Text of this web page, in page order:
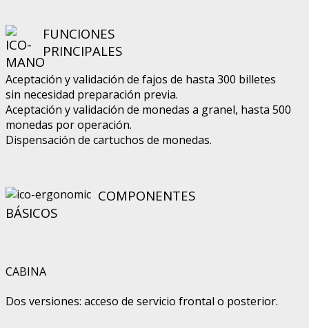
FUNCIONES
PRINCIPALES
Aceptación y validación de fajos de hasta 300 billetes
sin necesidad preparación previa.
Aceptación y validación de monedas a granel, hasta 500
monedas por operación.
Dispensación de cartuchos de monedas.
COMPONENTES
BÁSICOS
CABINA
Dos versiones: acceso de servicio frontal o posterior.